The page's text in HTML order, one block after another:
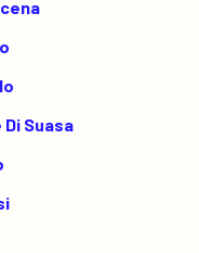
Suasa